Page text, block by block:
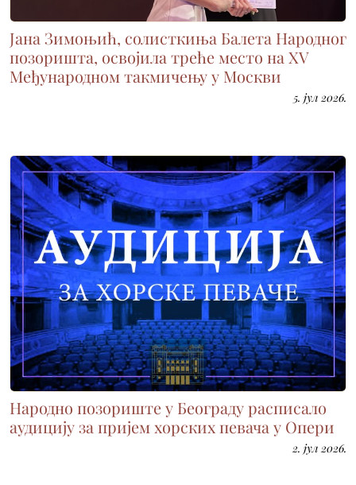
Јана Зимоњић, солисткиња Балета Народног
позоришта, освојила треће место на XV
Међународном такмичењу у Москви
5. јул 2026.
Народно позориште у Београду расписало
аудицију за пријем хорских певача у Опери
2. јул 2026.